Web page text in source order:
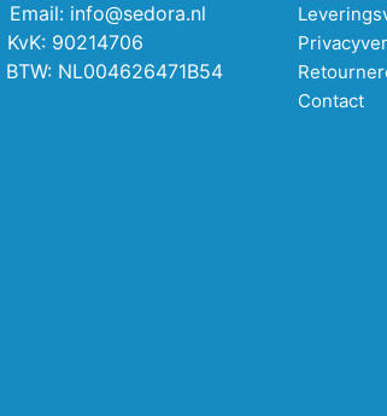
Email: info@sedora.nl
KvK: 90214706
BTW: NL004626471B54
Contact